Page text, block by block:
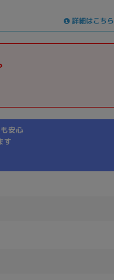
詳細はこちら
安心
す
PC周辺機器